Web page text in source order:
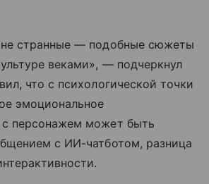
странные — подобные сюжеты
веками», — подчеркнул
что с психологической точки
эмоциональное
с персонажем может быть
с ИИ-чатботом, разница